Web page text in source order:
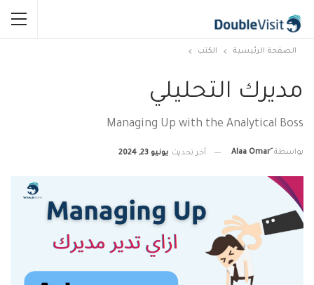
الصفحة الرئيسية الكتب
مديرك التحليلي
Managing Up with the Analytical Boss
بواسطة آخر تحديث يونيو 23, 2024